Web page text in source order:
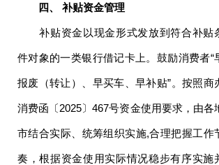
四、 补贴资金管理
补贴资金以现金形式发放到符合补贴
件对象的一类银行借记卡上。鼓励消费者“
报废（转让）、早买车、早补贴”。按照商
消费函〔2025〕467号资金使用要求，由各
市结合实际、统筹组织实施,合理把握工作
奏，根据资金使用实际情况稳步有序实施